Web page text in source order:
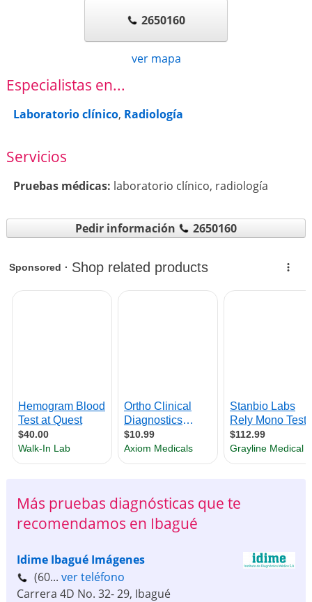
2650160
ver mapa
Especialistas en...
Laboratorio clínico, Radiología
Servicios
Pruebas médicas: laboratorio clínico, radiología
Pedir información 2650160
Más pruebas diagnósticas que te
recomendamos en Ibagué
Idime Ibagué Imágenes
(60... ver teléfono
Carrera 4D No. 32- 29, Ibagué